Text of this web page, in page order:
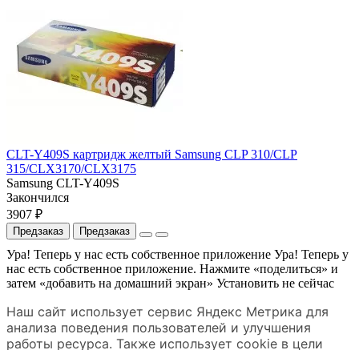
CLT-Y409S картридж желтый Samsung CLP 310/CLP
315/CLX3170/CLX3175
Samsung CLT-Y409S
Закончился
3907 ₽
Предзаказ Предзаказ
Ура! Теперь у нас есть собственное приложение Ура! Теперь у
нас есть собственное приложение. Нажмите «поделиться» и
затем «добавить на домашний экран» Установить не сейчас
Наш сайт использует сервис Яндекс Метрика для
анализа поведения пользователей и улучшения
работы ресурса. Также использует cookie в цели